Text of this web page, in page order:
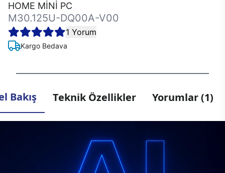
HOME MİNİ PC
M30.125U-DQ00A-V00
1 Yorum
Kargo Bedava
Bakış Teknik Özellikler Yorumlar (1)